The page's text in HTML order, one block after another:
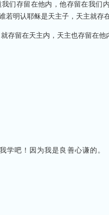
们存留在他内，他存留在我们
若明认耶稣是天主子，天主就存
存留在天主内，天主也存留在
学吧！因为我是良善心谦的。